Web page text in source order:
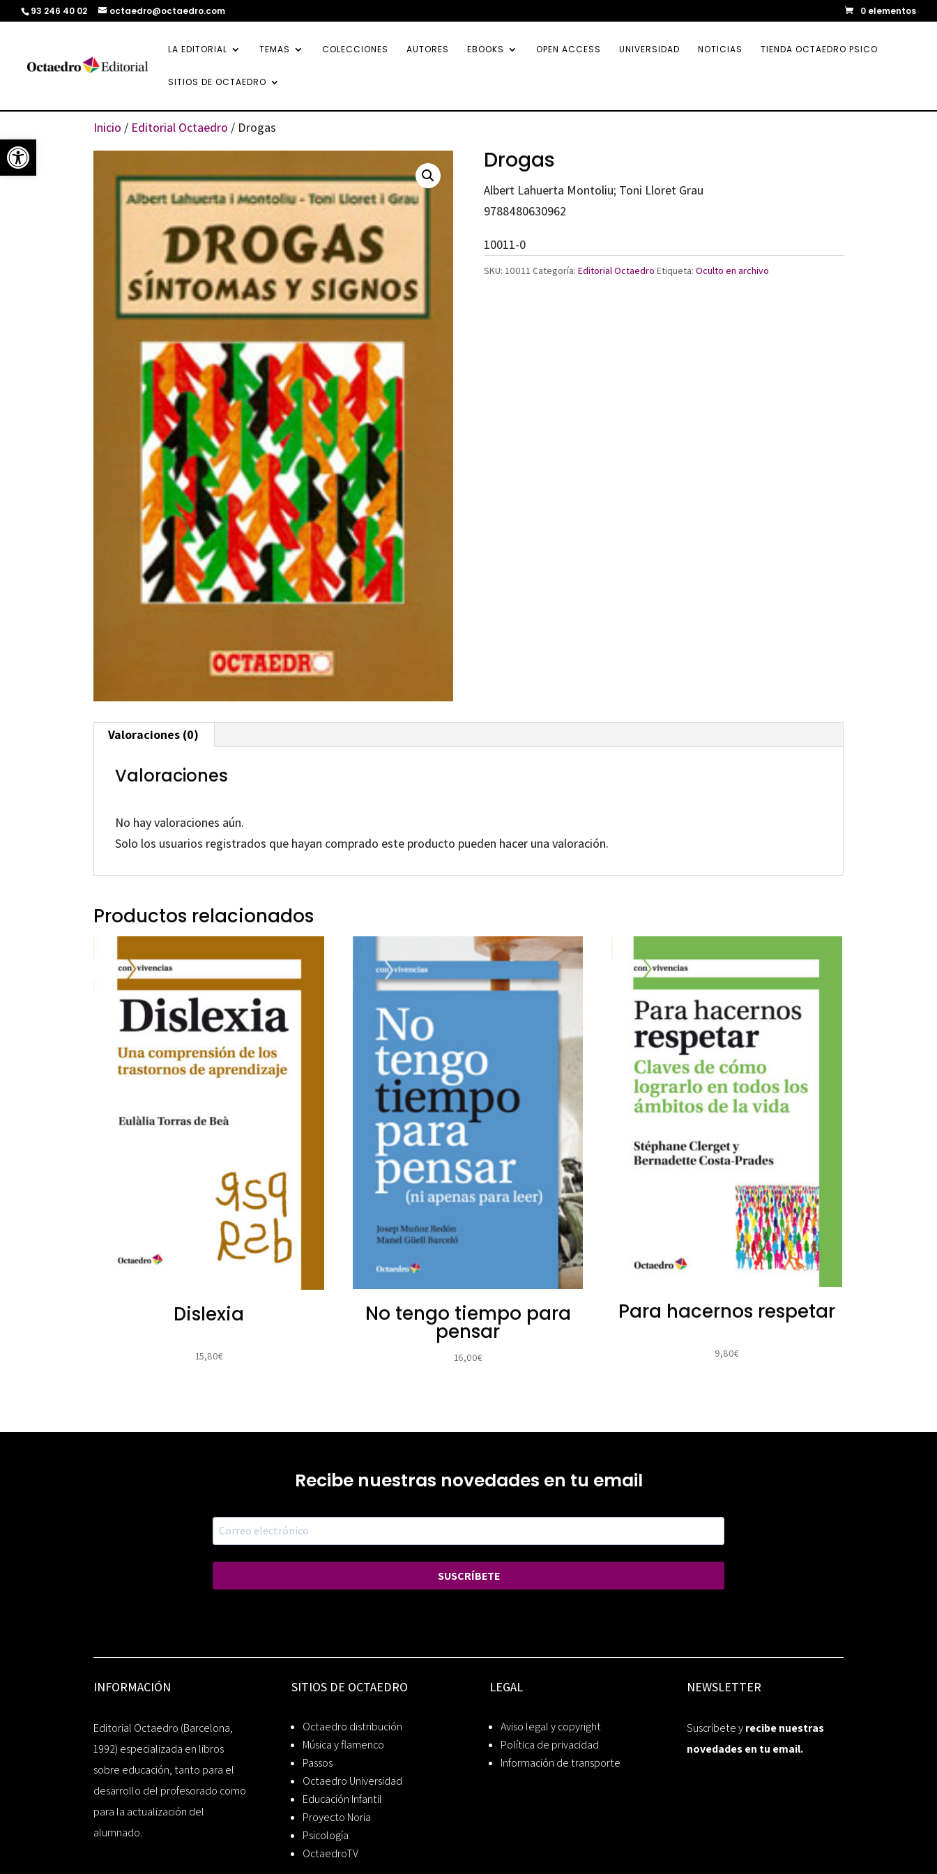
Abrir barra de herramientas
93 246 40 02 octaedro@octaedro.com 0 elementos
LA EDITORIAL TEMAS COLECCIONES AUTORES EBOOKS OPEN ACCESS UNIVERSIDAD NOTICIAS TIENDA OCTAEDRO PSICO
SITIOS DE OCTAEDRO
Inicio / Editorial Octaedro / Drogas
Drogas
Albert Lahuerta Montoliu; Toni Lloret Grau
9788480630962
10011-0
SKU: 10011 Categoría: Editorial Octaedro Etiqueta: Oculto en archivo
Valoraciones (0)
Valoraciones
No hay valoraciones aún.
Solo los usuarios registrados que hayan comprado este producto pueden hacer una valoración.
Productos relacionados
Dislexia
15,80€
No tengo tiempo para
pensar
16,00€
Para hacernos respetar
9,80€
Recibe nuestras novedades en tu email
SUSCRÍBETE
INFORMACIÓN
Editorial Octaedro (Barcelona,
1992) especializada en libros
sobre educación, tanto para el
desarrollo del profesorado como
para la actualización del
alumnado.
SITIOS DE OCTAEDRO
Octaedro distribución
Música y flamenco
Passos
Octaedro Universidad
Educación Infantil
Proyecto Noria
Psicología
OctaedroTV
LEGAL
Aviso legal y copyright
Política de privacidad
Información de transporte
NEWSLETTER
Suscríbete yrecibe nuestras
novedades en tu email.